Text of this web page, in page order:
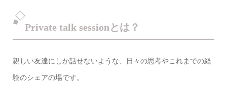
Private talk sessionとは？
親しい友達にしか話せないような、日々の思考やこれまでの経
験のシェアの場です。